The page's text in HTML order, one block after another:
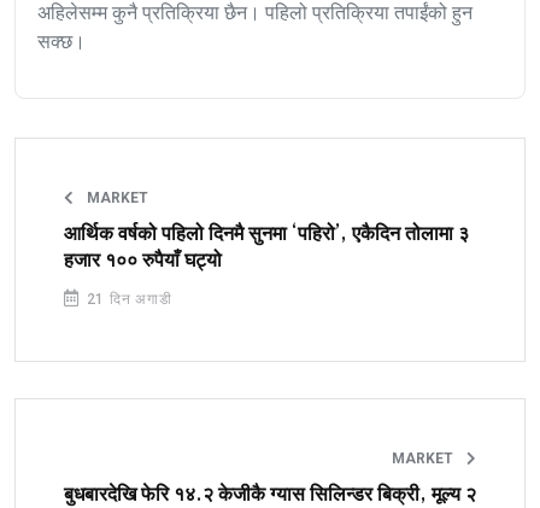
अहिलेसम्म कुनै प्रतिक्रिया छैन। पहिलो प्रतिक्रिया तपाईंको हुन
सक्छ।
MARKET
आर्थिक वर्षको पहिलो दिनमै सुनमा ‘पहिरो’, एकैदिन तोलामा ३
हजार १०० रुपैयाँ घट्यो
21 दिन अगाडी
MARKET
बुधबारदेखि फेरि १४.२ केजीकै ग्यास सिलिन्डर बिक्री, मूल्य २